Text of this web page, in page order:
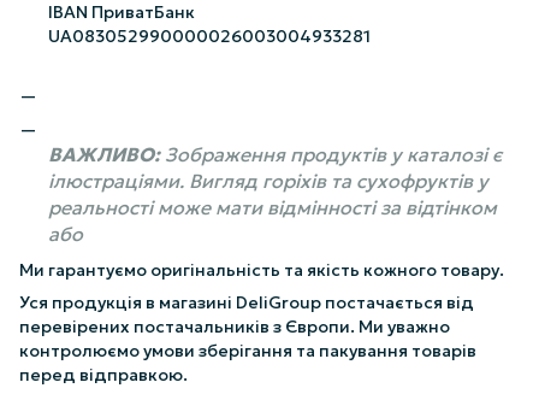
IBAN ПриватБанк
UA083052990000026003004933281
ВАЖЛИВО:Зображення продуктів у каталозі є
ілюстраціями. Вигляд горіхів та сухофруктів у
реальності може мати відмінності за відтінком
або
Ми гарантуємо оригінальність та якість кожного товару.
Уся продукція в магазині DeliGroup постачається від
перевірених постачальників з Європи. Ми уважно
контролюємо умови зберігання та пакування товарів
перед відправкою.